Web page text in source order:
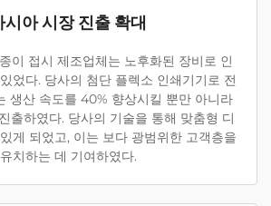
시아 시장 진출 확대
이 접시 제조업체는 노후화된 장비로 인
었다. 당사의 첨단 플렉소 인쇄기기로 전
생산 속도를 40% 향상시킬 뿐만 아니라
출하였다. 당사의 기술을 통해 맞춤형 디
게 되었고, 이는 보다 광범위한 고객층을
유치하는 데 기여하였다.